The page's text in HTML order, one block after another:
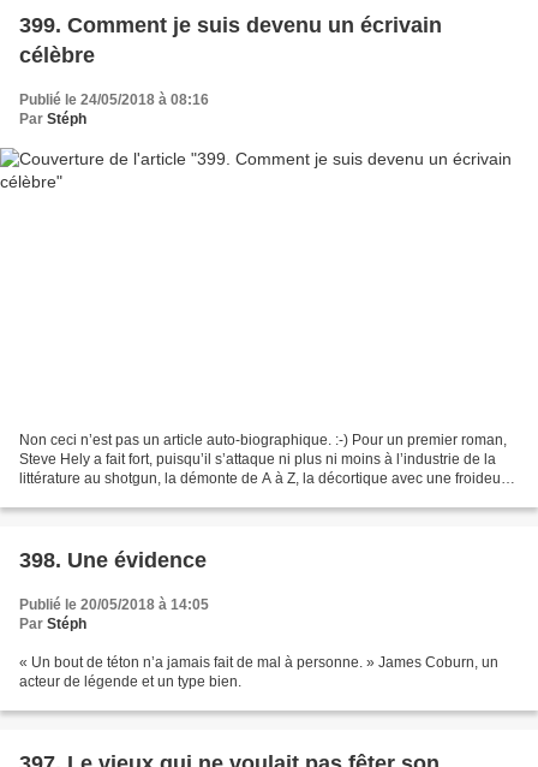
399. Comment je suis devenu un écrivain
célèbre
Publié le 24/05/2018 à 08:16
Par Stéph
Non ceci n’est pas un article auto-biographique. :-) Pour un premier roman,
Steve Hely a fait fort, puisqu’il s’attaque ni plus ni moins à l’industrie de la
littérature au shotgun, la démonte de A à Z, la décortique avec une froideur
398. Une évidence
Publié le 20/05/2018 à 14:05
Par Stéph
« Un bout de téton n’a jamais fait de mal à personne. » James Coburn, un
acteur de légende et un type bien.